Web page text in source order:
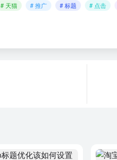
# 天猫 # 推广 # 标题 # 点击